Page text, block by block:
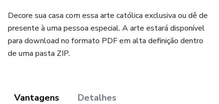
Decore sua casa com essa arte católica exclusiva ou dê de
presente à uma pessoa especial. A arte estará disponível
para download no formato PDF em alta definição dentro
de uma pasta ZIP.
Vantagens Detalhes